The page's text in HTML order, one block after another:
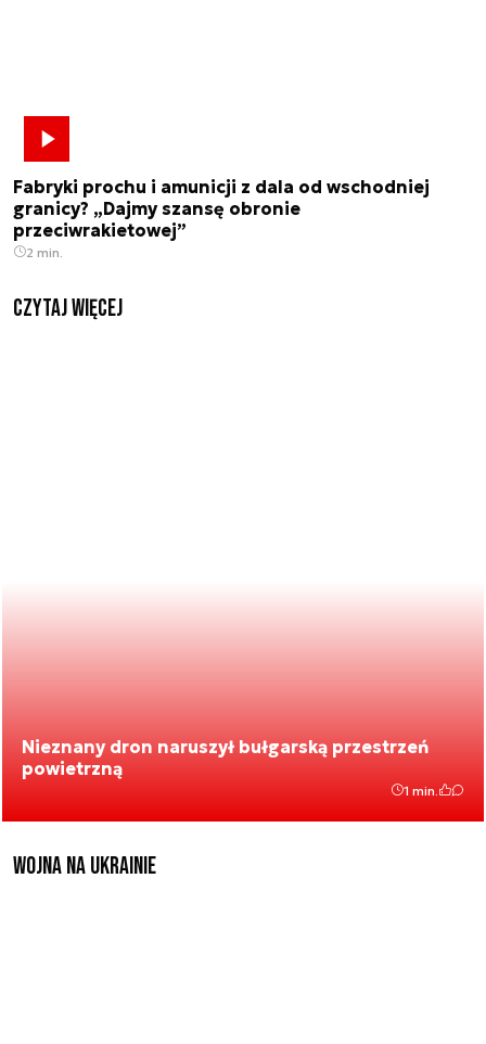
Fabryki prochu i amunicji z dala od wschodniej
granicy? „Dajmy szansę obronie
przeciwrakietowej”
2 min.
czytaj więcej
Nieznany dron naruszył bułgarską przestrzeń
powietrzną
1 min.
Wojna na Ukrainie